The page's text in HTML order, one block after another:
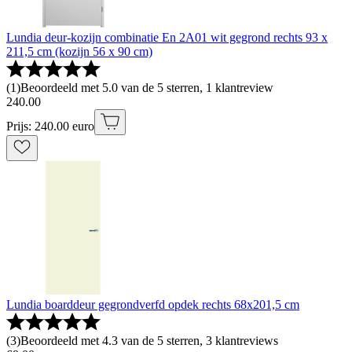
Lundia deur-kozijn combinatie En 2A01 wit gegrond rechts 93 x
211,5 cm (kozijn 56 x 90 cm)
(1)Beoordeeld met 5.0 van de 5 sterren, 1 klantreview
240.00
Prijs: 240.00 euro
Lundia boarddeur gegrondverfd opdek rechts 68x201,5 cm
(3)Beoordeeld met 4.3 van de 5 sterren, 3 klantreviews